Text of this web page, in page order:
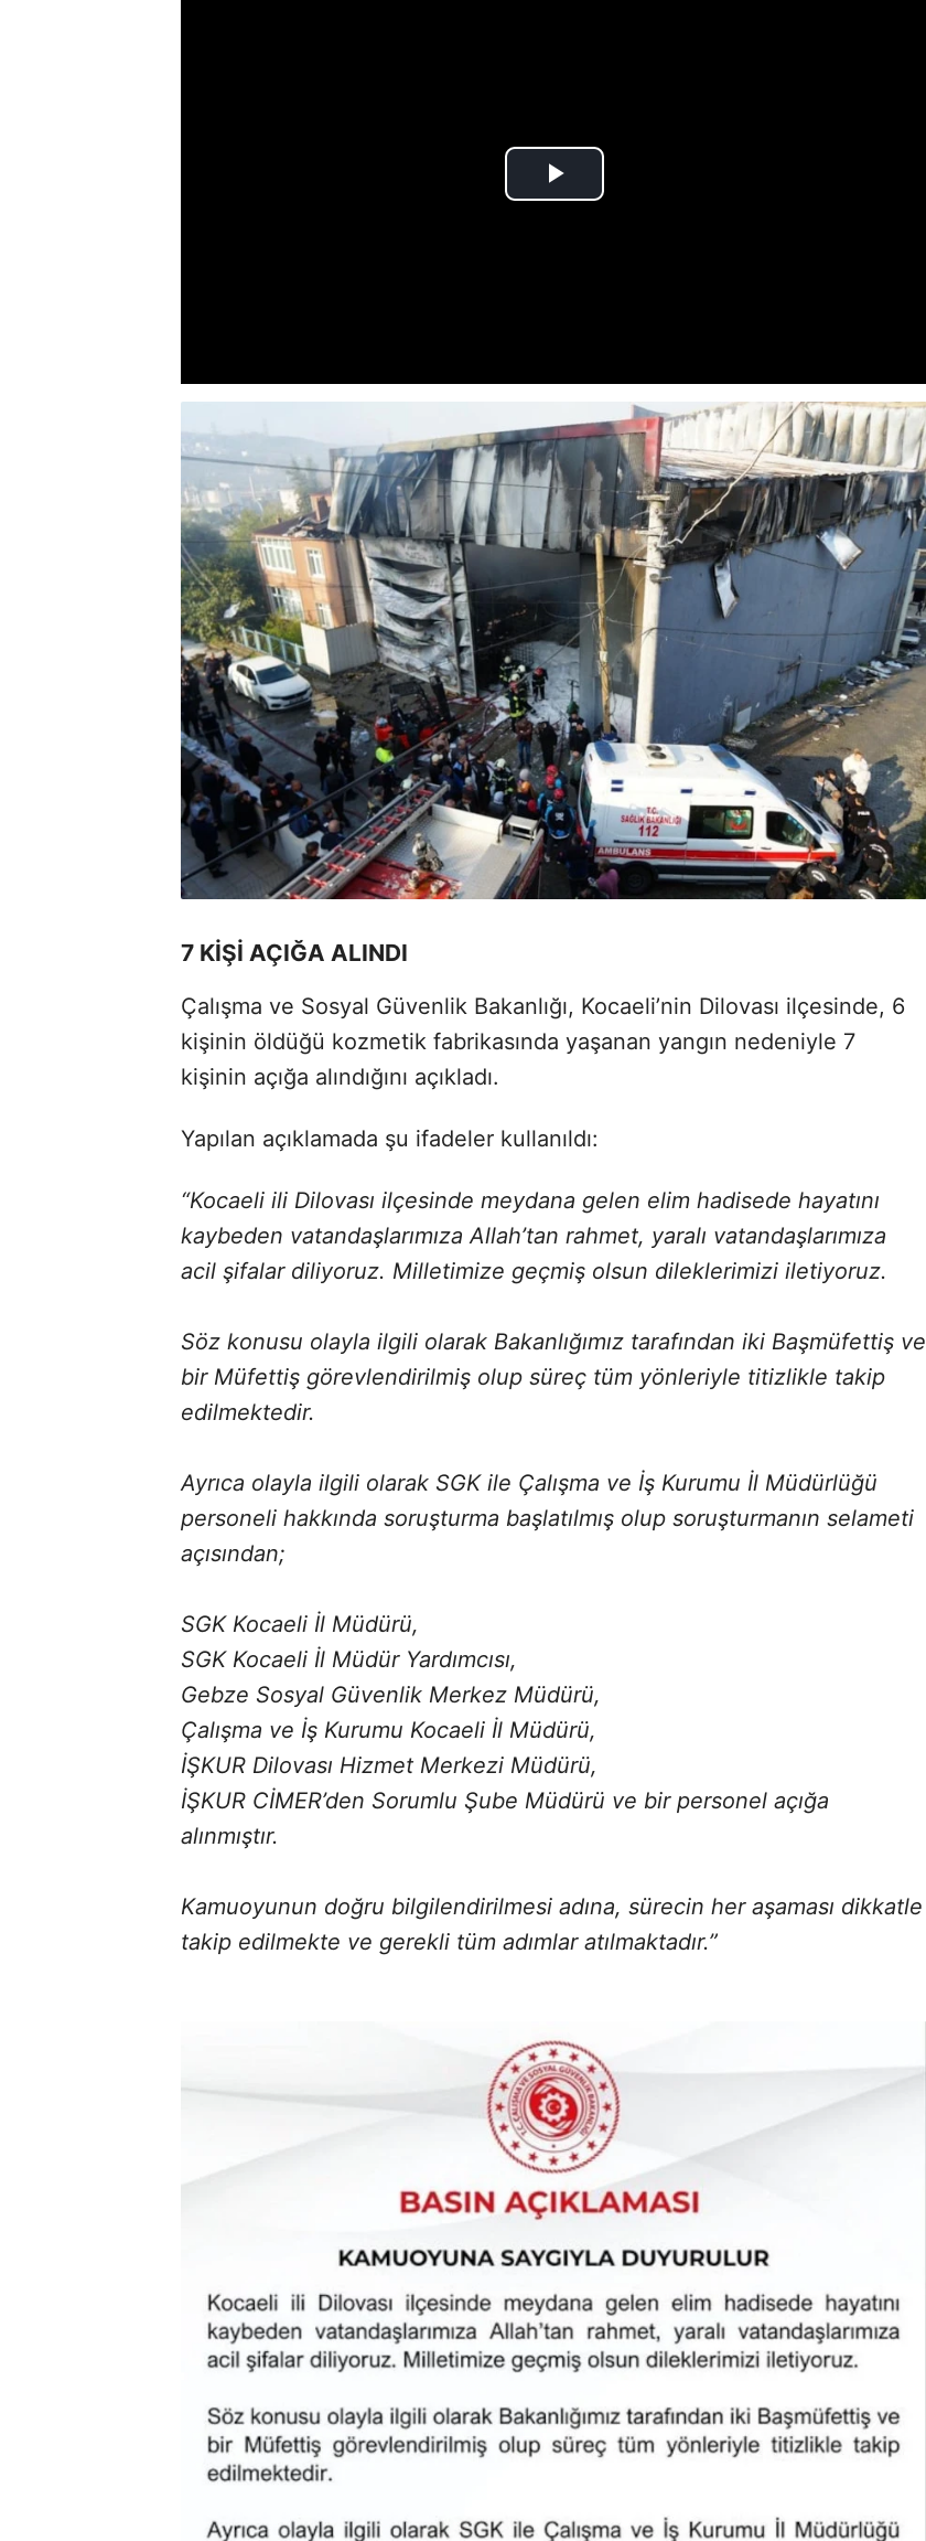
7 KİŞİ AÇIĞA ALINDI
Çalışma ve Sosyal Güvenlik Bakanlığı, Kocaeli’nin Dilovası ilçesinde, 6
kişinin öldüğü kozmetik fabrikasında yaşanan yangın nedeniyle 7
kişinin açığa alındığını açıkladı.
Yapılan açıklamada şu ifadeler kullanıldı:
“Kocaeli ili Dilovası ilçesinde meydana gelen elim hadisede hayatını
kaybeden vatandaşlarımıza Allah’tan rahmet, yaralı vatandaşlarımıza
acil şifalar diliyoruz. Milletimize geçmiş olsun dileklerimizi iletiyoruz.
Söz konusu olayla ilgili olarak Bakanlığımız tarafından iki Başmüfettiş ve
bir Müfettiş görevlendirilmiş olup süreç tüm yönleriyle titizlikle takip
edilmektedir.
Ayrıca olayla ilgili olarak SGK ile Çalışma ve İş Kurumu İl Müdürlüğü
personeli hakkında soruşturma başlatılmış olup soruşturmanın selameti
açısından;
SGK Kocaeli İl Müdürü,
SGK Kocaeli İl Müdür Yardımcısı,
Gebze Sosyal Güvenlik Merkez Müdürü,
Çalışma ve İş Kurumu Kocaeli İl Müdürü,
İŞKUR Dilovası Hizmet Merkezi Müdürü,
İŞKUR CİMER’den Sorumlu Şube Müdürü ve bir personel açığa
alınmıştır.
Kamuoyunun doğru bilgilendirilmesi adına, sürecin her aşaması dikkatle
takip edilmekte ve gerekli tüm adımlar atılmaktadır.”